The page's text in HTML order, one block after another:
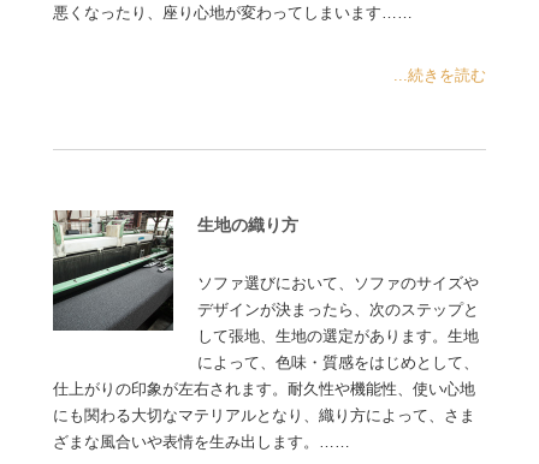
悪くなったり、座り心地が変わってしまいます……
...続きを読む
生地の織り方
ソファ選びにおいて、ソファのサイズや
デザインが決まったら、次のステップと
して張地、生地の選定があります。生地
によって、色味・質感をはじめとして、
仕上がりの印象が左右されます。耐久性や機能性、使い心地
にも関わる大切なマテリアルとなり、織り方によって、さま
ざまな風合いや表情を生み出します。……